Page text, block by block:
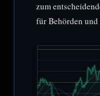
zum
für Behörden